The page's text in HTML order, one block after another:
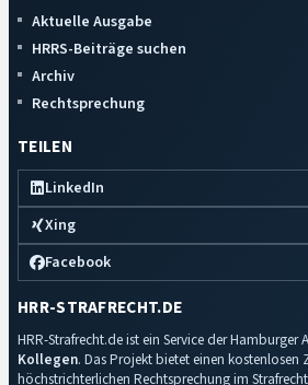
Aktuelle Ausgabe
HRRS-Beiträge suchen
Archiv
Rechtsprechung
TEILEN
LinkedIn
Xing
Facebook
HRR-STRAFRECHT.DE
HRR-Strafrecht.de ist ein Service der Hamburger
Kollegen. Das Projekt bietet einen kostenlosen
höchstrichterlichen Rechtsprechung im